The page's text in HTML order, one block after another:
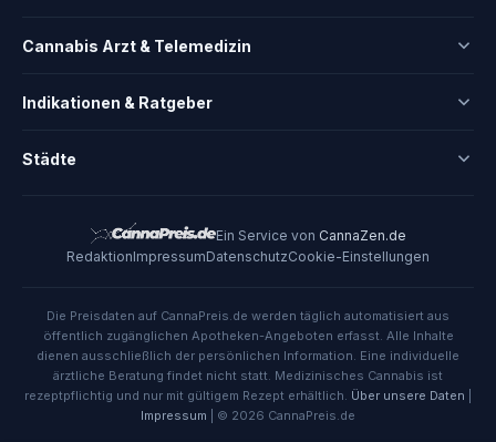
Cannabis Arzt & Telemedizin
Indikationen & Ratgeber
Städte
Ein Service von CannaZen.de
RedaktionImpressumDatenschutzCookie-Einstellungen
Die Preisdaten auf CannaPreis.de werden täglich automatisiert aus
öffentlich zugänglichen Apotheken-Angeboten erfasst. Alle Inhalte
dienen ausschließlich der persönlichen Information. Eine individuelle
ärztliche Beratung findet nicht statt. Medizinisches Cannabis ist
rezeptpflichtig und nur mit gültigem Rezept erhältlich. Über unsere Daten
Impressum | © 2026 CannaPreis.de